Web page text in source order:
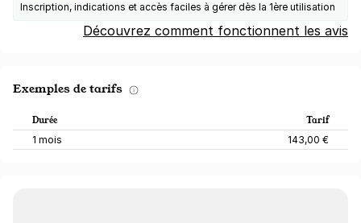
Inscription, indications et accès faciles à gérer dès la 1ère utilisation
Découvrez comment fonctionnent les avis
Exemples de tarifs
Durée Tarif
1 mois 143,00 €